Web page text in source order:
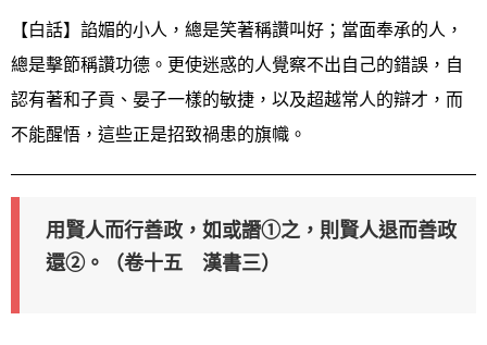
【白話】諂媚的小人，總是笑著稱讚叫好；當面奉承的人，
總是擊節稱讚功德。更使迷惑的人覺察不出自己的錯誤，自
認有著和子貢、晏子一樣的敏捷，以及超越常人的辯才，而
不能醒悟，這些正是招致禍患的旗幟。
用賢人而行善政，如或譖①之，則賢人退而善政
還②。（卷十五 漢書三）